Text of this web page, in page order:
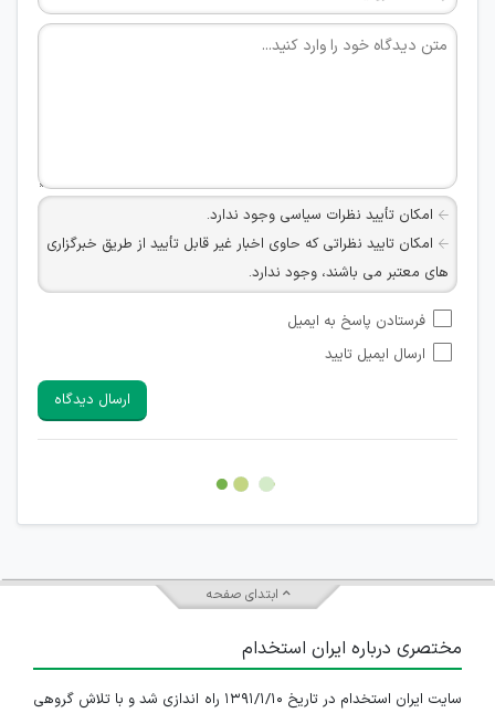
امکان تأیید نظرات سیاسی وجود ندارد.
امکان تایید نظراتی که حاوی اخبار غیر قابل تأیید از طریق خبرگزاری
های معتبر می باشند، وجود ندارد.
شبکه های مجازی ارتباطی می باشند وجود ندارد.
امکان تأیید نظرات کاربرانی که به هر طریقی قصد مأیوس کردن
هرگونه تحریک، تحقیر و کنایه به سایر افراد (مسئول و غیر مسئول)
غیر مجاز می باشد.
امکان هماهنگی برای هرگونه ملاقات حضوری چه به صورت دسته
فرستادن پاسخ به ایمیل
ارسال ایمیل تایید
ارسال دیدگاه
ابتدای صفحه
مختصری درباره ایران استخدام
سایت ایران استخدام در تاریخ ۱۳۹۱/۱/۱۰ راه اندازی شد و با تلاش گروهی